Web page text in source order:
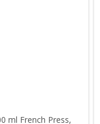
ml French Press,